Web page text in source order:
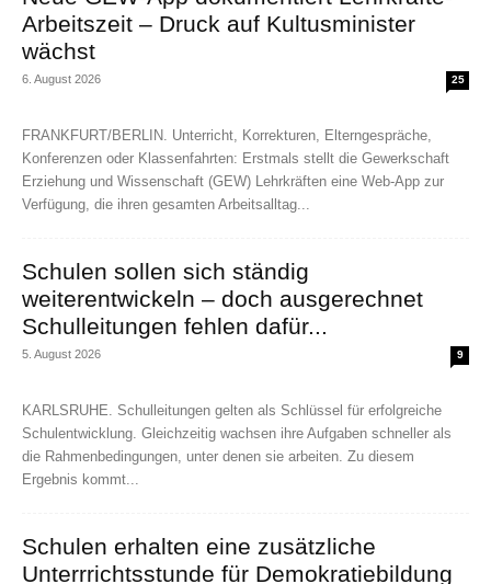
Arbeitszeit – Druck auf Kultusminister
wächst
6. August 2026 25
FRANKFURT/BERLIN. Unterricht, Korrekturen, Elterngespräche,
Konferenzen oder Klassenfahrten: Erstmals stellt die Gewerkschaft
Erziehung und Wissenschaft (GEW) Lehrkräften eine Web-App zur
Verfügung, die ihren gesamten Arbeitsalltag...
Schulen sollen sich ständig
weiterentwickeln – doch ausgerechnet
Schulleitungen fehlen dafür...
5. August 2026 9
KARLSRUHE. Schulleitungen gelten als Schlüssel für erfolgreiche
Schulentwicklung. Gleichzeitig wachsen ihre Aufgaben schneller als
die Rahmenbedingungen, unter denen sie arbeiten. Zu diesem
Ergebnis kommt...
Schulen erhalten eine zusätzliche
Unterrrichtsstunde für Demokratiebildung